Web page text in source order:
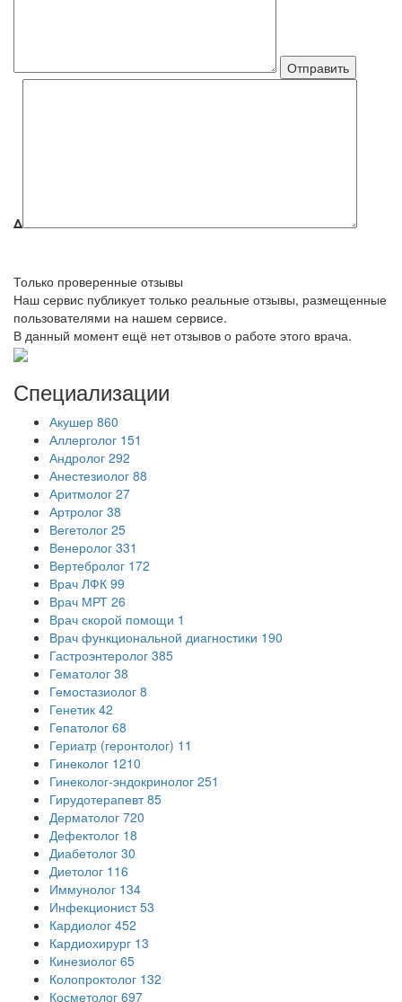
Δ
Только проверенные отзывы
Наш сервис публикует только реальные отзывы, размещенные
пользователями на нашем сервисе.
В данный момент ещё нет отзывов о работе этого врача.
Специализации
Акушер 860
Аллерголог 151
Андролог 292
Анестезиолог 88
Аритмолог 27
Артролог 38
Вегетолог 25
Венеролог 331
Вертебролог 172
Врач ЛФК 99
Врач МРТ 26
Врач скорой помощи 1
Врач функциональной диагностики 190
Гастроэнтеролог 385
Гематолог 38
Гемостазиолог 8
Генетик 42
Гепатолог 68
Гериатр (геронтолог) 11
Гинеколог 1210
Гинеколог-эндокринолог 251
Гирудотерапевт 85
Дерматолог 720
Дефектолог 18
Диабетолог 30
Диетолог 116
Иммунолог 134
Инфекционист 53
Кардиолог 452
Кардиохирург 13
Кинезиолог 65
Колопроктолог 132
Косметолог 697